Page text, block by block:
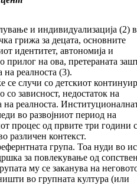
и индиви­дуа­лизација (2)
грижа за децата, основ­ни­те
иден­ти­тет, автономија и
прилог на ова, претераната
реалноста (3).
се случи со дет­скиот
со зависност, недостаток на
реалноста.
во раз­вој­ниот период на
процес од првите три години
различен контекст.
гру­па. Тоа нуди во
за повлекување од
му се зака­нува на
во групната култура (или